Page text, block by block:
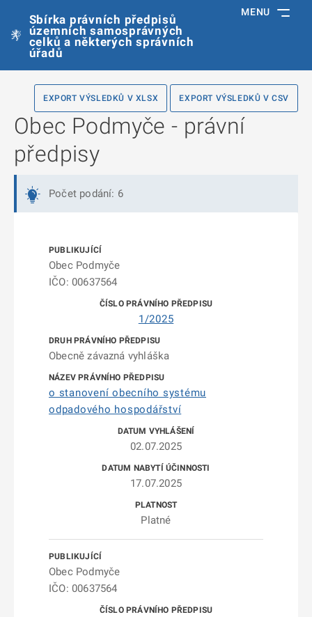
Sbírka právních předpisů
územních samosprávných
celků a některých správních
úřadů
MENU
EXPORT VÝSLEDKŮ V XLSX EXPORT VÝSLEDKŮ V CSV
Obec Podmyče - právní
předpisy
Počet podání: 6
Obec Podmyče
IČO: 00637564
1/2025
Obecně závazná vyhláška
o stanovení obecního systému
odpadového hospodářství
02.07.2025
17.07.2025
Platné
Obec Podmyče
IČO: 00637564